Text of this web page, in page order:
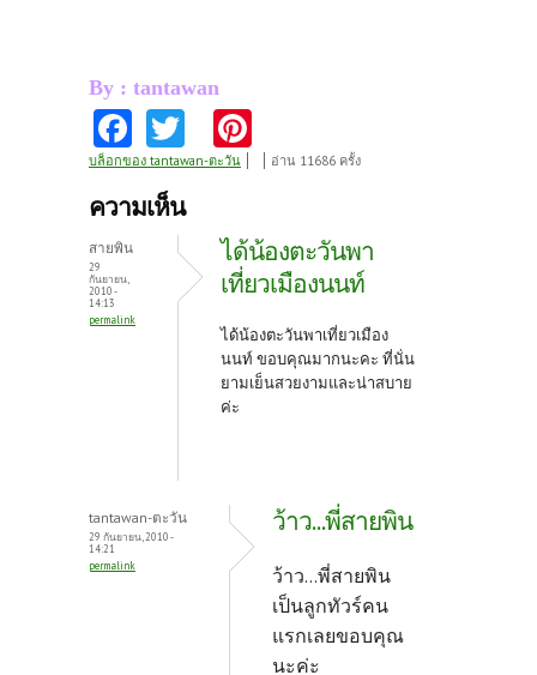
By : tantawan
Fa
ce
b
o
k
w
itt
nt
es
t
บล็อกของ tantawan-ตะวัน อ่าน 11686 ครั้ง
ความเห็น
สายพิน
29
กันยายน,
2010 -
14:13
permalink
ได้น้องตะวันพา
เที่ยวเมืองนนท์
ได้น้องตะวันพาเที่ยวเมือง
นนท์ ขอบคุณมากนะคะ ที่นั่น
ยามเย็นสวยงามและน่าสบาย
ค่ะ
tantawan-ตะวัน
29 กันยายน, 2010 -
14:21
permalink
ว้าว...พี่สายพิน
ว้าว...พี่สายพิน
เป็นลูกทัวร์คน
แรกเลยขอบคุณ
นะค่ะ